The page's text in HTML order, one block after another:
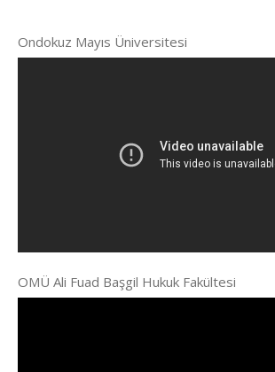
Ondokuz Mayıs Üniversitesi
OMÜ Ali Fuad Başgil Hukuk Fakültesi